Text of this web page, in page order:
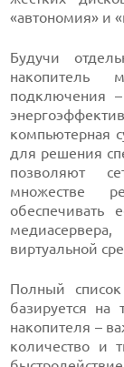
«автономия» и
Будучи
накопитель
подключения
компьютерная
для решения
позволяют
множестве
обеспечивать
виртуальной
Полный
базируется на
накопителя –
количество и